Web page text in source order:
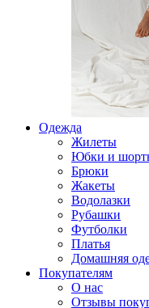
Одежда
Жилеты
Юбки и
Брюки
Жакеты
Водолазки
Рубашки
Футболки
Платья
Домашняя
Покупателям
О нас
Отзывы